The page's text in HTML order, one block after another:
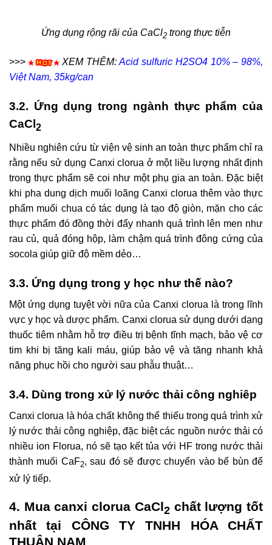
Ứng dụng rộng rãi của CaCl2 trong thực tiễn
>>> XEM THÊM:Acid sulfuric H2SO4 10% – 98%,
Việt Nam, 35kg/can
3.2. Ứng dụng trong ngành thực phẩm của
CaCl 2
Nhiều nghiên cứu từ viện vệ sinh an toàn thực phẩm chỉ ra
rằng nếu sử dụng Canxi clorua ở một liều lượng nhất định
trong thực phẩm sẽ coi như một phụ gia an toàn. Đặc biệt
khi pha dung dịch muối loãng Canxi clorua thêm vào thực
phẩm muối chua có tác dụng là tạo độ giòn, mặn cho các
thực phẩm đó đồng thời đẩy nhanh quá trình lên men như
rau củ, quả đóng hộp, làm chậm quá trình đông cứng của
socola giúp giữ độ mềm dẻo…
3.3. Ứng dụng trong y học như thế nào?
Một ứng dụng tuyệt vời nữa của Canxi clorua là trong lĩnh
vực y học và dược phẩm. Canxi clorua sử dụng dưới dạng
thuốc tiêm nhằm hỗ trợ điều trị bệnh tĩnh mạch, bảo vệ cơ
tim khi bị tăng kali máu, giúp bảo vệ và tăng nhanh khả
năng phục hồi cho người sau phẫu thuật…
3.4. Dùng trong xử lý nước thải công nghiêp
Canxi clorua là hóa chất không thể thiếu trong quá trình xử
lý nước thải công nghiệp, đặc biệt các nguồn nước thải có
nhiều ion Florua, nó sẽ tạo kết tủa với HF trong nước thải
thành muối CaF2, sau đó sẽ được chuyển vào bể bùn để
xử lý tiếp.
4. Mua canxi clorua CaCl2 chất lượng tốt
nhất tại CÔNG TY TNHH HÓA CHẤT
THUẬN NAM